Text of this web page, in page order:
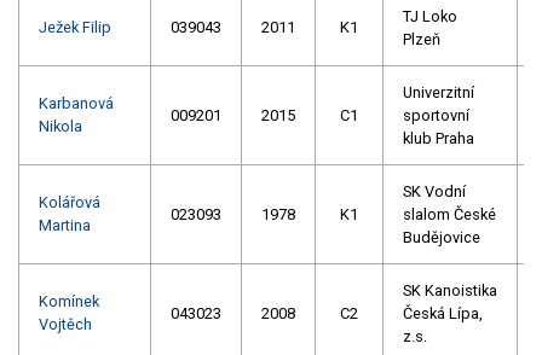
Ježek Filip 039043 2011 K1
TJ Loko
Plzeň
Karbanová
Nikola
009201 2015 C1
Univerzitní
sportovní
klub Praha
Kolářová
Martina
023093 1978 K1
SK Vodní
slalom České
Budějovice
Komínek
Vojtěch
043023 2008 C2
SK Kanoistika
Česká Lípa,
z.s.